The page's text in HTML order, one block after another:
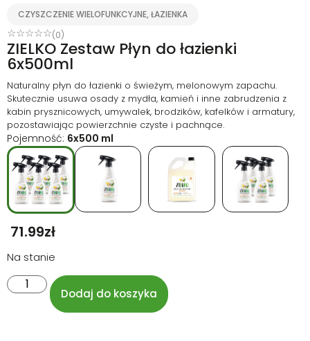
CZYSZCZENIE WIELOFUNKCYJNE, ŁAZIENKA
☆☆☆☆☆(0)
ZIELKO Zestaw Płyn do łazienki
6x500ml
Naturalny płyn do łazienki o świeżym, melonowym zapachu.
Skutecznie usuwa osady z mydła, kamień i inne zabrudzenia z
kabin prysznicowych, umywalek, brodzików, kafelków i armatury,
pozostawiając powierzchnie czyste i pachnące.
Pojemność: 6x500 ml
71.99Zł
Na stanie
Dodaj do koszyka